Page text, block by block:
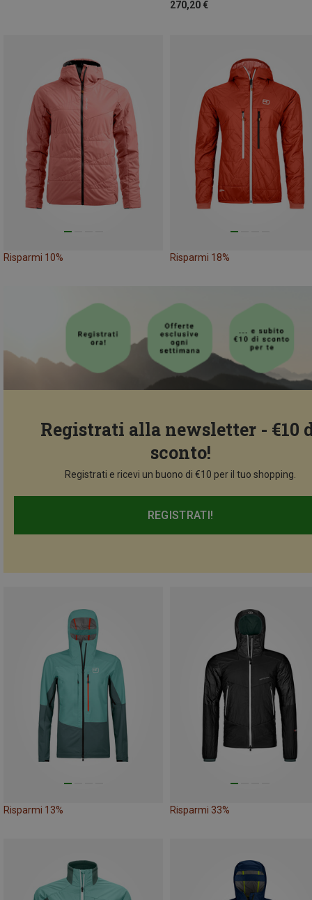
270,20 €
Risparmi 10% Risparmi 18%
Registrati alla newsletter - €10
sconto!
Registrati e ricevi un buono di €10 per il tuo shopping.
REGISTRATI!
Risparmi 13% Risparmi 33%